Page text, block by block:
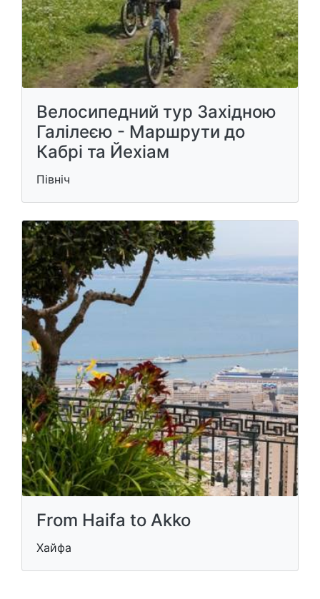
Велосипедний тур Західною
Галілеєю - Маршрути до
Кабрі та Йехіам
Північ
From Haifa to Akko
Хайфа